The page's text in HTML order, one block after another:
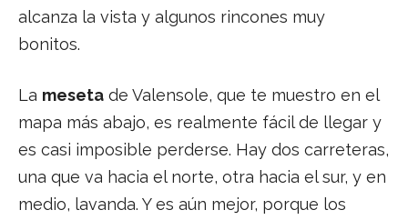
alcanza la vista y algunos rincones muy
bonitos.
La meseta de Valensole, que te muestro en el
mapa más abajo, es realmente fácil de llegar y
es casi imposible perderse. Hay dos carreteras,
una que va hacia el norte, otra hacia el sur, y en
medio, lavanda. Y es aún mejor, porque los